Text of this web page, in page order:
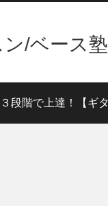
ン/ベース塾